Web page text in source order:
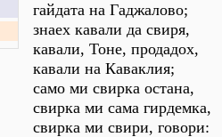
гайдата на Гаджалово;
знаех кавали да свиря,
кавали, Тоне, продадох,
кавали на Каваклия;
само ми свирка остана,
свирка ми сама гирдемка,
свирка ми свири, говори: